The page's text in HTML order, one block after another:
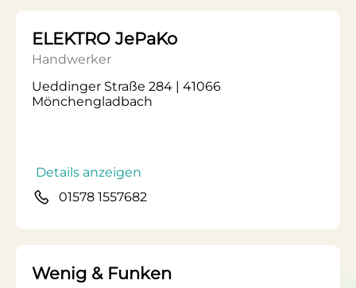
ELEKTRO JePaKo
Handwerker
Ueddinger Straße 284 | 41066
Mönchengladbach
Details anzeigen
01578 1557682
Wenig & Funken